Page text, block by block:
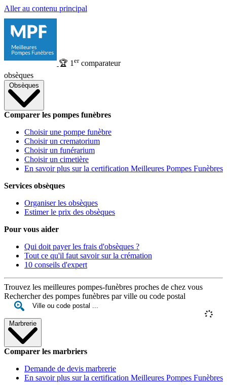
Aller au contenu principal
🏆 1 ercomparateur
obsèques
Obsèques
Comparer les pompes funèbres
Choisir une pompe funèbre
Choisir un crematorium
Choisir un funérarium
Choisir un cimetière
En savoir plus sur la certification Meilleures Pompes Funèbres
Services obsèques
Organiser les obsèques
Estimer le prix des obsèques
Pour vous aider
Qui doit payer les frais d'obsèques ?
Tout ce qu'il faut savoir sur la crémation
10 conseils d'expert
Trouvez les meilleures pompes-funèbres proches de chez vous
Rechercher des pompes funèbres par ville ou code postal
Marbrerie
Comparer les marbriers
Demande de devis marbrerie
En savoir plus sur la certification Meilleures Pompes Funèbres